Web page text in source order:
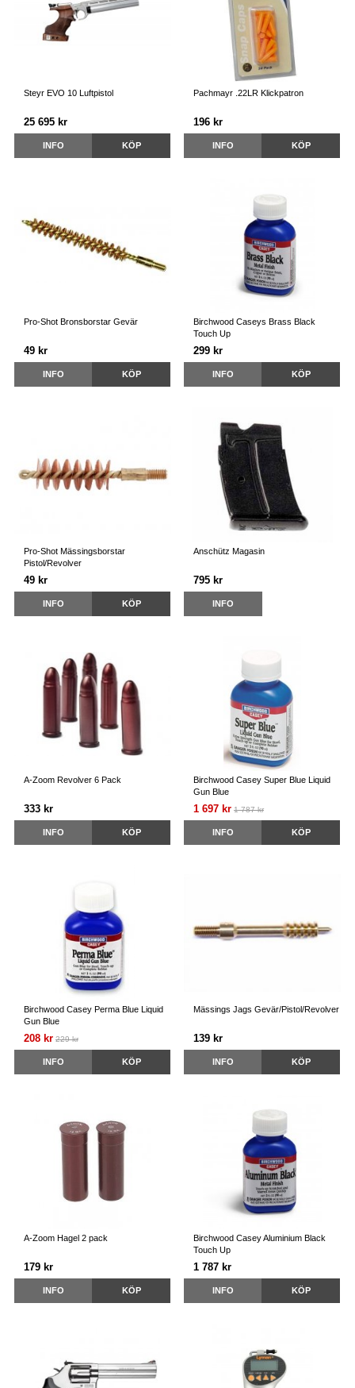
Steyr EVO 10 Luftpistol
25 695 kr
INFO KÖP
Pachmayr .22LR Klickpatron
196 kr
INFO KÖP
Pro-Shot Bronsborstar Gevär
49 kr
INFO KÖP
Birchwood Caseys Brass Black
Touch Up
299 kr
INFO KÖP
Pro-Shot Mässingsborstar
Pistol/Revolver
49 kr
INFO KÖP
Anschütz Magasin
795 kr
INFO
A-Zoom Revolver 6 Pack
333 kr
INFO KÖP
Birchwood Casey Super Blue Liquid
Gun Blue
1 697 kr 1 787 kr
INFO KÖP
Birchwood Casey Perma Blue Liquid
Gun Blue
208 kr 229 kr
INFO KÖP
Mässings Jags Gevär/Pistol/Revolver
139 kr
INFO KÖP
A-Zoom Hagel 2 pack
179 kr
INFO KÖP
Birchwood Casey Aluminium Black
Touch Up
1 787 kr
INFO KÖP